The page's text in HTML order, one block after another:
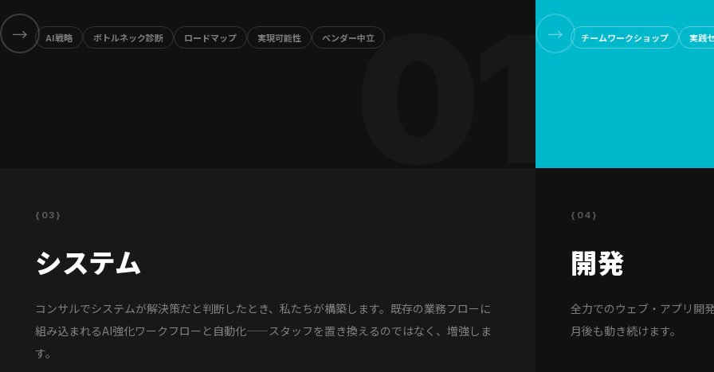
AI戦略 ボトルネック診断 ロードマップ 実現可能性 ベンダー中立
→ チームワークショップ 実践
→
{03}
システム
コンサルでシステムが解決策だと判断したとき、私たちが構築します。既存の業務フローに
組み込まれるAI強化ワークフローと自動化——スタッフを置き換えるのではなく、増強しま
す。
{04}
開発
全力でのウェブ・アプリ開
月後も動き続けます。